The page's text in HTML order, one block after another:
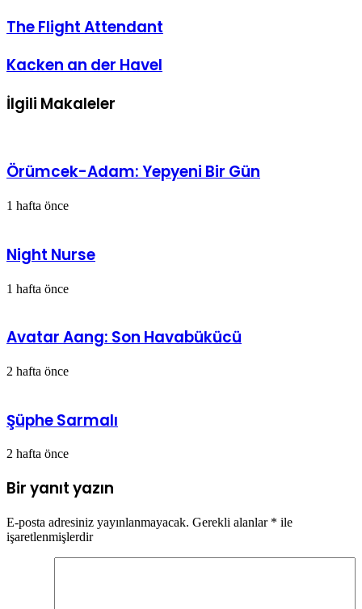
The
Flight
The Flight Attendant
Kacken
an
Havel
Kacken an der Havel
İlgili Makaleler
Örümcek-Adam: Yepyeni Bir Gün
1 hafta önce
Night Nurse
1 hafta önce
Avatar Aang: Son Havabükücü
2 hafta önce
Şüphe Sarmalı
2 hafta önce
Bir yanıt yazın
E-posta adresiniz yayınlanmayacak. Gerekli alanlar * ile
işaretlenmişlerdir